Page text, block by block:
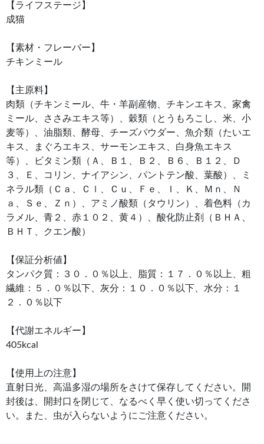
【ライフステージ】
成猫
【素材・フレーバー】
チキンミール
【主原料】
肉類（チキンミール、牛・羊副産物、チキンエキス、家禽
ミール、ささみエキス等）、穀類（とうもろこし、米、小
麦等）、油脂類、酵母、チーズパウダー、魚介類（たいエ
キス、まぐろエキス、サーモンエキス、白身魚エキス
等）、ビタミン類（Ａ、Ｂ１、Ｂ２、Ｂ６、Ｂ１２、Ｄ
３、Ｅ、コリン、ナイアシン、パントテン酸、葉酸）、ミ
ネラル類（Ｃａ、Ｃｌ、Ｃｕ、Ｆｅ、Ｉ、Ｋ、Ｍｎ、Ｎ
ａ、Ｓｅ、Ｚｎ）、アミノ酸類（タウリン）、着色料（カ
ラメル、青２、赤１０２、黄４）、酸化防止剤（ＢＨＡ、
ＢＨＴ、クエン酸）
【保証分析値】
タンパク質：３０．０％以上、脂質：１７．０％以上、粗
繊維：５．０％以下、灰分：１０．０％以下、水分：１
２．０％以下
【代謝エネルギー】
405kcal
【使用上の注意】
直射日光、高温多湿の場所をさけて保存してください。開
封後は、開封口を閉じて、なるべく早く使い切ってくださ
い。また、虫が入らないようにご注意ください。